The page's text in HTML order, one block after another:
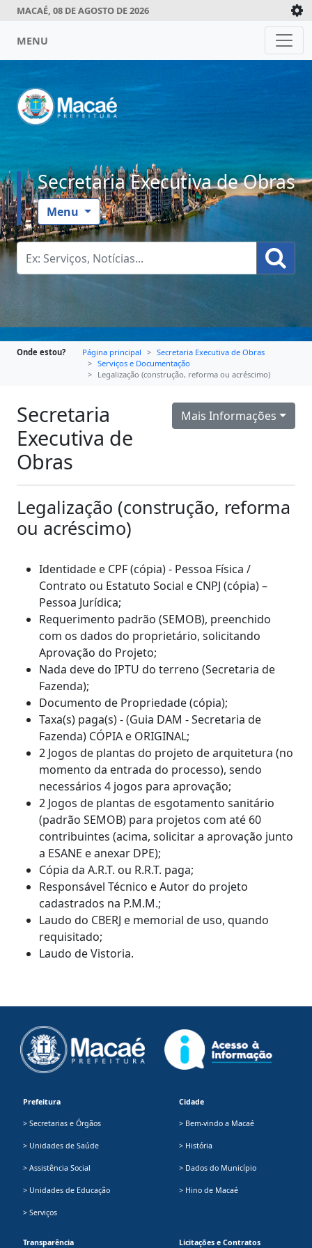
MACAÉ, 08 DE AGOSTO DE 2026
MENU
Secretaria Executiva de Obras
Menu
Onde estou? Página principal
Secretaria Executiva de Obras
Serviços e Documentação
Legalização (construção, reforma ou acréscimo)
Mais Informações
Secretaria
Executiva de
Obras
Legalização (construção, reforma
ou acréscimo)
Identidade e CPF (cópia) - Pessoa Física /
Contrato ou Estatuto Social e CNPJ (cópia) –
Pessoa Jurídica;
Requerimento padrão (SEMOB), preenchido
com os dados do proprietário, solicitando
Aprovação do Projeto;
Nada deve do IPTU do terreno (Secretaria de
Fazenda);
Documento de Propriedade (cópia);
Taxa(s) paga(s) - (Guia DAM - Secretaria de
Fazenda) CÓPIA e ORIGINAL;
2 Jogos de plantas do projeto de arquitetura (no
momento da entrada do processo), sendo
necessários 4 jogos para aprovação;
2 Jogos de plantas de esgotamento sanitário
(padrão SEMOB) para projetos com até 60
contribuintes (acima, solicitar a aprovação junto
a ESANE e anexar DPE);
Cópia da A.R.T. ou R.R.T. paga;
Responsável Técnico e Autor do projeto
cadastrados na P.M.M.;
Laudo do CBERJ e memorial de uso, quando
requisitado;
Laudo de Vistoria.
Prefeitura
> Secretarias e Órgãos
> Unidades de Saúde
> Assistência Social
> Unidades de Educação
> Serviços
Cidade
> Bem-vindo a Macaé
> História
> Dados do Município
> Hino de Macaé
Transparência Licitações e Contratos